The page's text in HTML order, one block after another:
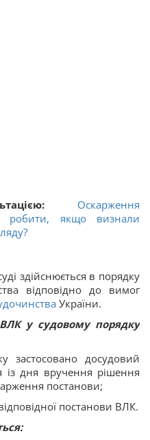
Оскарження
робити, якщо визнали
здійснюється в порядку
відповідно до вимог
України.
у судовому порядку
застосовано досудовий
із дня вручення рішення
постанови;
постанови ВЛК.